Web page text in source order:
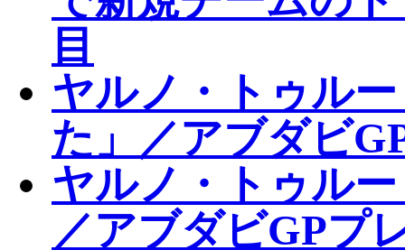
目
ヤルノ・トゥル
た」／アブダビ
ヤルノ・トゥル
／アブダビGPプ